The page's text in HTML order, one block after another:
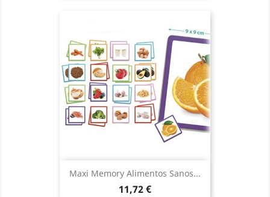
Maxi Memory Alimentos Sanos...
Precio
11,72 €